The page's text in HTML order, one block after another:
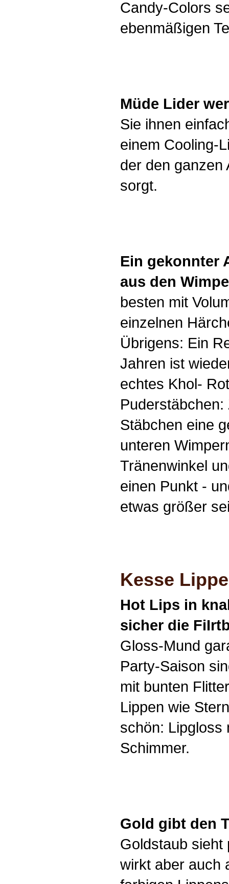
Candy-Colors
ebenmäßigen
Müde Lider
Sie ihnen
einem Cooling-
der den ganzen
sorgt.
Ein gekonnter
aus den
besten mit
einzelnen
Übrigens: Ein
Jahren ist
echtes Khol-
Stäbchen eine
unteren
Tränenwinkel
einen Punkt -
etwas größer
Kesse
Hot Lips in
sicher die
Gloss-Mund
Party-Saison
mit bunten
Lippen wie
schön: Lipgloss
Schimmer.
Gold gibt den
Goldstaub sieht
wirkt aber auch